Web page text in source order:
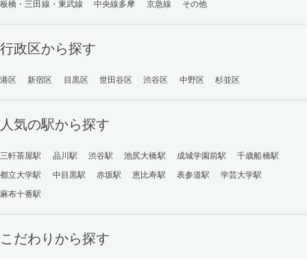
板橋・三田線・東武線
中央線多摩 京急線 その他
行政区から探す
港区 新宿区 目黒区 世田谷区 渋谷区 中野区 杉並区
人気の駅から探す
三軒茶屋駅 品川駅 渋谷駅 池尻大橋駅 成城学園前駅
千歳船橋駅
都立大学駅
中目黒駅 赤坂駅 恵比寿駅 表参道駅
学芸大学駅
麻布十番駅
こだわりから探す